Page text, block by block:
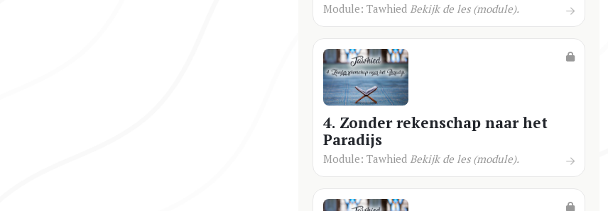
Module: Tawhied Bekijk de les (module).
4. Zonder rekenschap naar het
Paradijs
Module: Tawhied Bekijk de les (module).